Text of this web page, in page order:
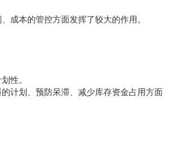
成本的管控方面发挥了较大的作用。
性。
计划、预防呆滞、减少库存资金占用方面